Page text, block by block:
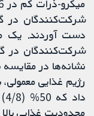
شرکت‌کنندگان در
شرکت‌کنندگان در
رژیم غذایی